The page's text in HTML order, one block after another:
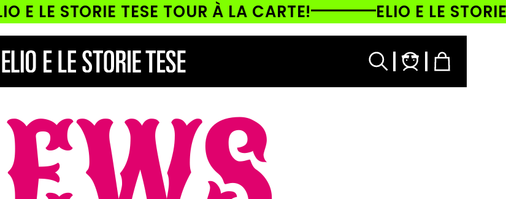
LE STORIE TESE TOUR À LA CARTE! ELIO E LE STORIE
Accedi
Carrello